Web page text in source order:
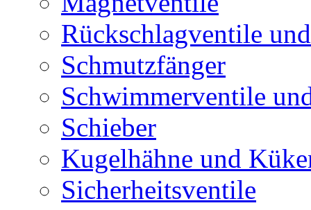
Rückschlagventile
Schmutzfänger
Schwimmerventile
Schieber
Kugelhähne und
Sicherheitsventile